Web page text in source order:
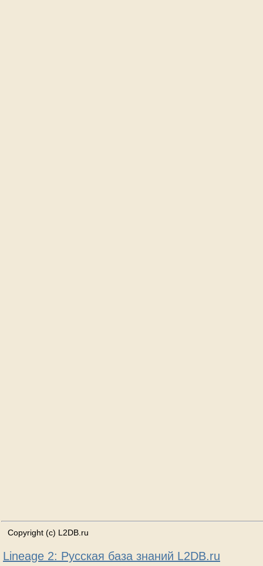
Copyright (c) L2DB.ru
Lineage 2: Русская база знаний L2DB.ru